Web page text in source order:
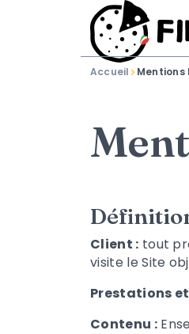
Accueil -
Client : tout
visite le Site
Prestations
Contenu :